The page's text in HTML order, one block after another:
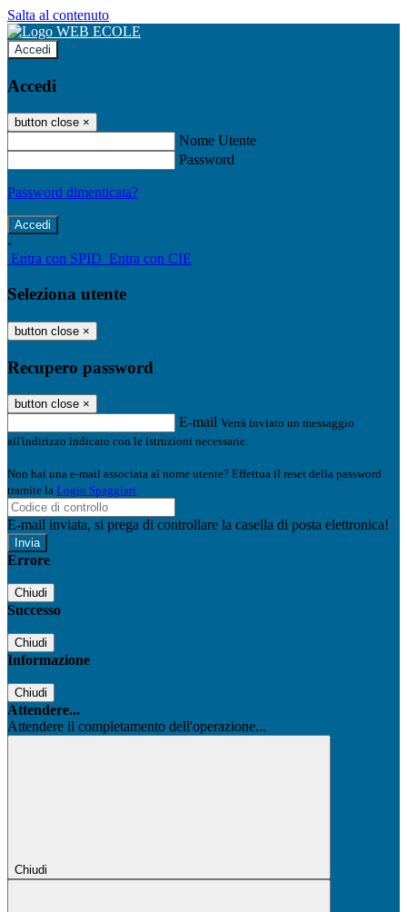
Salta al contenuto
Accedi
Accedi
button close ×
Nome Utente
Password
Password dimenticata?
-
Entra con SPID Entra con CIE
Seleziona utente
button close ×
Recupero password
button close ×
E-mail Verrà inviato un messaggio
all'indirizzo indicato con le istruzioni necessarie.
Non hai una e-mail associata al nome utente? Effettua il reset della password
tramite la Login Spaggiari
E-mail inviata, si prega di controllare la casella di posta elettronica!
Errore
Chiudi
Successo
Chiudi
Informazione
Chiudi
Attendere...
Attendere il completamento dell'operazione...
Chiudi